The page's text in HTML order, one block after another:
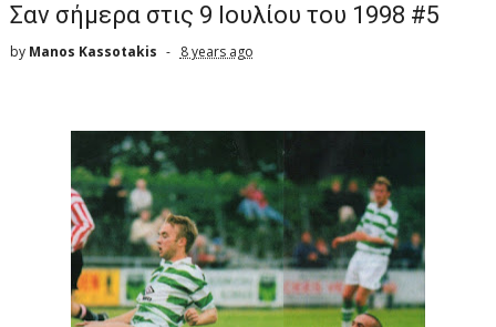
Σαν σήμερα στις 9 Ιουλίου του 1998 #5
by Manos Kassotakis 8 years ago